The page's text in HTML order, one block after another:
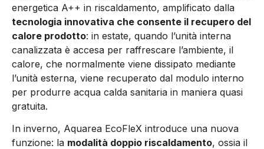
energetica A++ in riscaldamento, amplificato dalla
tecnologia innovativa che consente il recupero del
calore prodotto: in estate, quando l’unità interna
canalizzata è accesa per raffrescare l’ambiente, il
calore, che normalmente viene dissipato mediante
l’unità esterna, viene recuperato dal modulo interno
per produrre acqua calda sanitaria in maniera quasi
gratuita.
In inverno, Aquarea EcoFleX introduce una nuova
funzione: la modalità doppio riscaldamento, ossia il